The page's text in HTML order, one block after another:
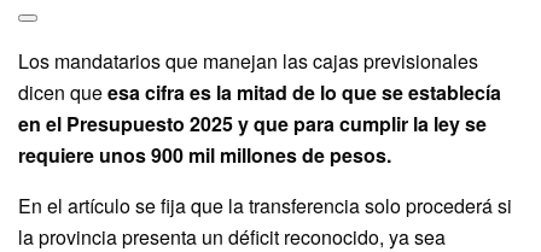
Los mandatarios que manejan las cajas previsionales
dicen queesa cifra es la mitad de lo que se establecía
en el Presupuesto 2025 y que para cumplir la ley se
requiere unos 900 mil millones de pesos.
En el artículo se fija que la transferencia solo procederá si
la provincia presenta un déficit reconocido, ya sea